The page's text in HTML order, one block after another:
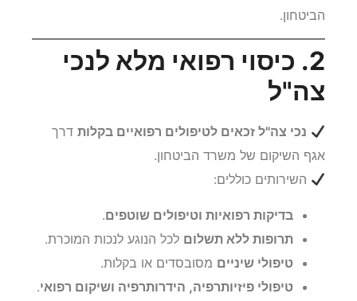
הביטחון.
2. כיסוי רפואי מלא לנכי
צה"ל
נכי צה"ל זכאים לטיפולים רפואיים בקלות דרך
אגף השיקום של משרד הביטחון.
השירותים כוללים:
בדיקות רפואיות וטיפולים שוטפים.
תרופות ללא תשלום לכל הנוגע לנכות המוכרת.
טיפולי שיניים מסובסדים או בקלות.
טיפולי פיזיותרפיה, הידרותרפיה ושיקום רפואי.